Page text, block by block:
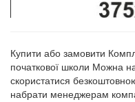
Купити або замовити
початкової школи Можна
скористатися
набрати менеджерам